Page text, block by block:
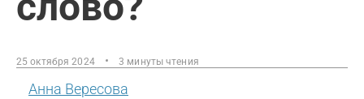
25 октября 2024 3 минуты чтения
Анна Вересова